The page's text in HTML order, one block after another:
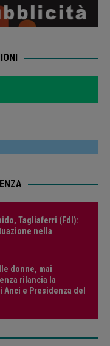
Tagliaferri (FdI):
nella
donne, mai
rilancia la
Anci e Presidenza del